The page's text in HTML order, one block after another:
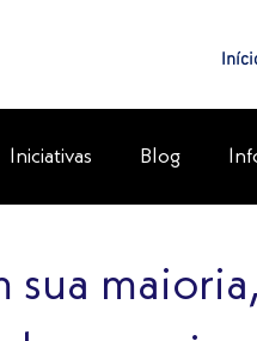
Iniciativas Blog
sua